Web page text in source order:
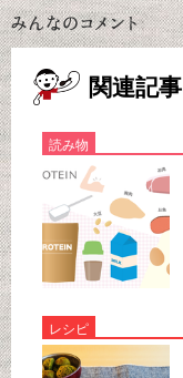
関連記事
読み物
レシピ